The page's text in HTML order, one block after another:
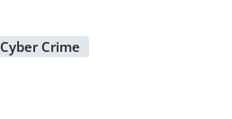
Cyber Crime